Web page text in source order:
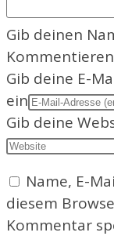
Gib deinen
Gib deine E-
ein
Gib deine
Name, E-
diesem
Kommentar